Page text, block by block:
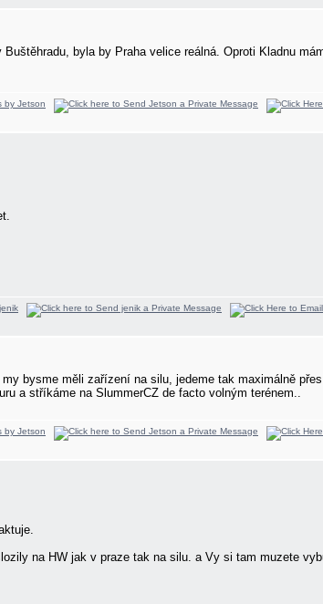
byla by Praha velice reálná. Oproti Kladnu
bysme měli zařízení na silu, jedeme tak maximálně
a stříkáme na SlummerCZ de facto volným terénem..
na HW jak v praze tak na silu. a Vy si tam muzete